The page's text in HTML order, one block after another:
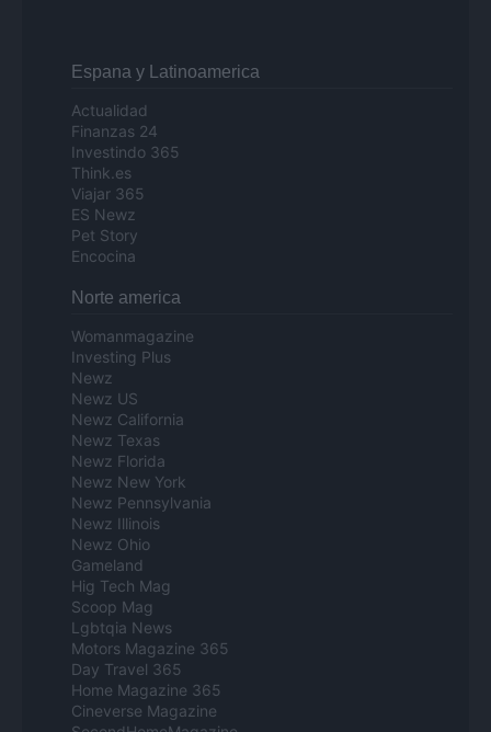
Espana y Latinoamerica
Actualidad
Finanzas 24
Investindo 365
Think.es
Viajar 365
ES Newz
Pet Story
Encocina
Norte america
Womanmagazine
Investing Plus
Newz
Newz US
Newz California
Newz Texas
Newz Florida
Newz New York
Newz Pennsylvania
Newz Illinois
Newz Ohio
Gameland
Hig Tech Mag
Scoop Mag
Lgbtqia News
Motors Magazine 365
Day Travel 365
Home Magazine 365
Cineverse Magazine